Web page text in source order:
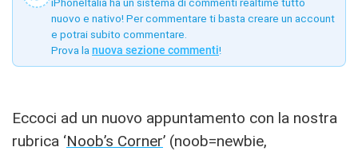
nuovo e nativo! Per commentare ti basta creare un account
e potrai subito commentare.
Prova la nuova sezione commenti!
Eccoci ad un nuovo appuntamento con la nostra
rubrica ‘Noob’s Corner’ (noob=newbie,